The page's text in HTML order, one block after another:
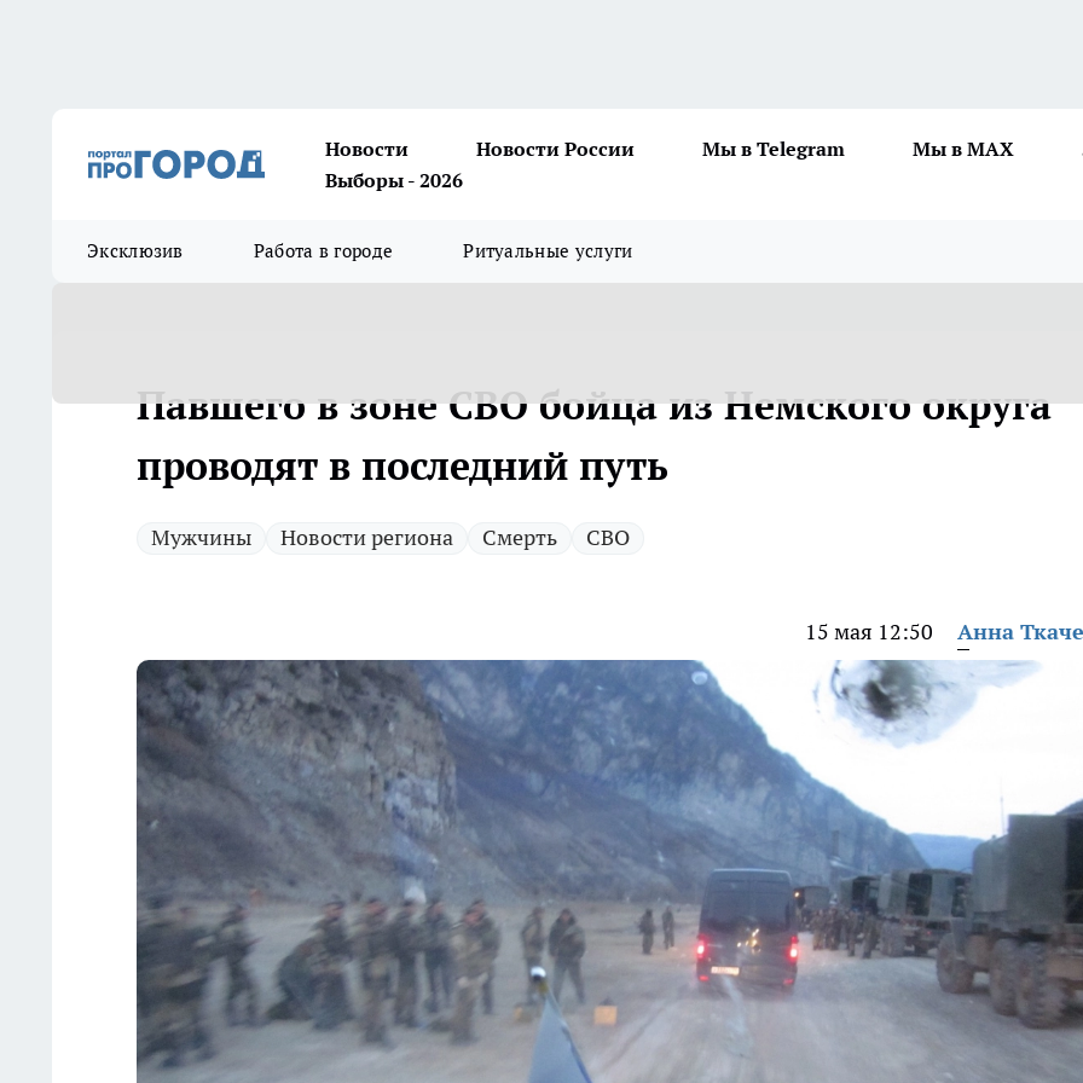
Новости Новости России Мы в Telegram Мы в MAX
Выборы - 2026
Эксклюзив Работа в городе Ритуальные услуги
Павшего в зоне СВО бойца из Немского округа
проводят в последний путь
Мужчины Новости региона Смерть СВО
15 мая 12:50 Анна